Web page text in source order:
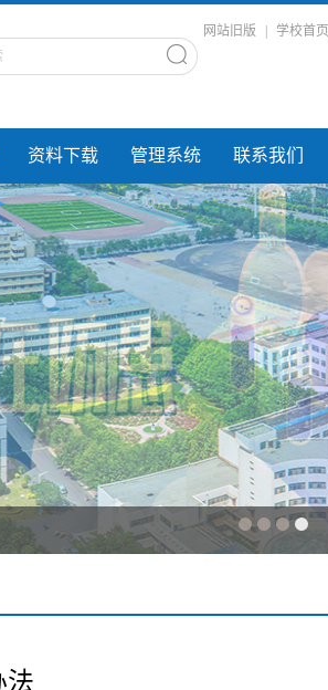
网站旧版 学校首页
资料下载 管理系统 联系我们
法